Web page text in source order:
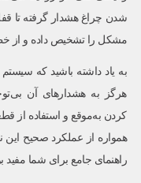
شدن چراغ هشدار گرفته تا
مشکل را تشخیص داده و از
به یاد داشته باشید که
هرگز به هشدارهای آن
کردن به‌موقع و استفاده از
همواره از عملکرد صحیح این
راهنمای جامع برای شما مفید